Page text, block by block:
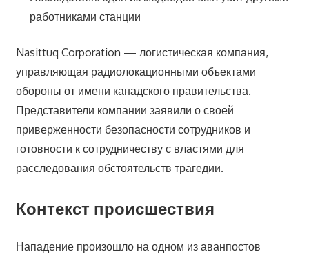
работниками станции
Nasittuq Corporation — логистическая компания,
управляющая радиолокационными объектами
обороны от имени канадского правительства.
Представители компании заявили о своей
приверженности безопасности сотрудников и
готовности к сотрудничеству с властями для
расследования обстоятельств трагедии.
Контекст происшествия
Нападение произошло на одном из аванпостов